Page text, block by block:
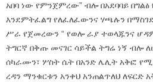
አበባ ነው የምንጀምረው” ብሎ በአደባባይ
እንደምትፈልግ የለፈለፈውንና ሃጫሉን
ሥራ የጀመረውን “ የወሎ ራያ ተወላጁንና
ትግርኛ በቅጡ መናገር ሳይችል ትግሬ ነኝ ብሎ
ሰካራሙን፣ ሦስት ሴት በአንድ ሌሊት አቅፎ
ረዳን ማንቁርቱን አንቀህ አንጠልጥለህ ለፍርድ